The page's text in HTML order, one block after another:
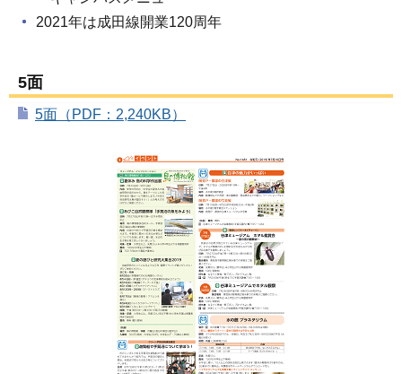
2021年は成田線開業120周年
5面
5面（PDF：2,240KB）